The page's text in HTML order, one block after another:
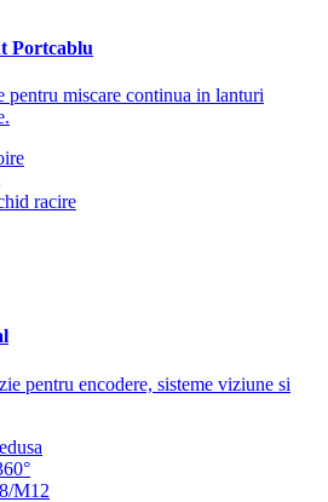
Portcablu
miscare continua in lanturi
racire
pentru encodere, sisteme viziune si
M12